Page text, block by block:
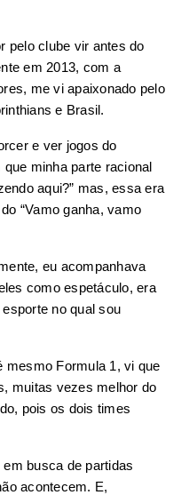
pelo clube vir antes do
em 2013, com a
me vi apaixonado pelo
e Brasil.
e ver jogos do
minha parte racional
aqui?” mas, essa era
“Vamo ganha, vamo
eu acompanhava
como espetáculo, era
no qual sou
mesmo Formula 1, vi que
muitas vezes melhor do
pois os dois times
busca de partidas
acontecem. E,